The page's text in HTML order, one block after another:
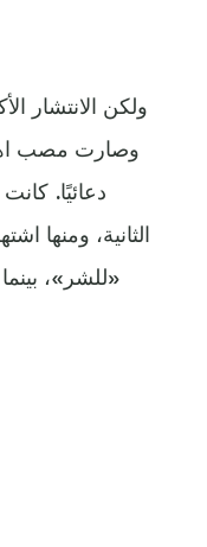
ولكن الانتشار
وصارت مصب
دعائيًا.
الثانية، ومنها
«للشر»،